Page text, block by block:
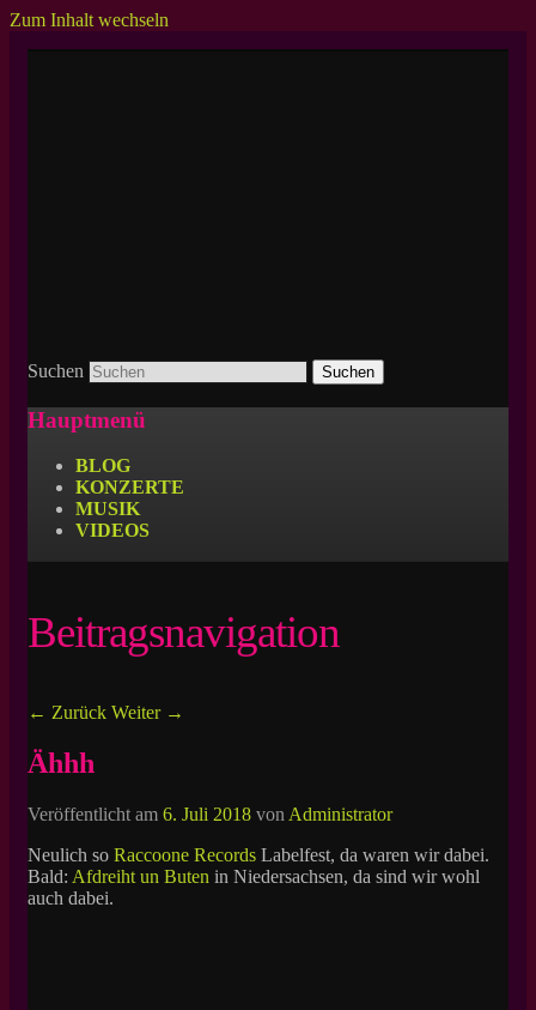
Zum Inhalt wechseln
Suchen
Hauptmenü
BLOG
KONZERTE
MUSIK
VIDEOS
Beitragsnavigation
← Zurück Weiter →
Ähhh
Veröffentlicht am 6. Juli 2018 von Administrator
Neulich so Raccoone Records Labelfest, da waren wir dabei.
Bald: Afdreiht un Buten in Niedersachsen, da sind wir wohl
auch dabei.